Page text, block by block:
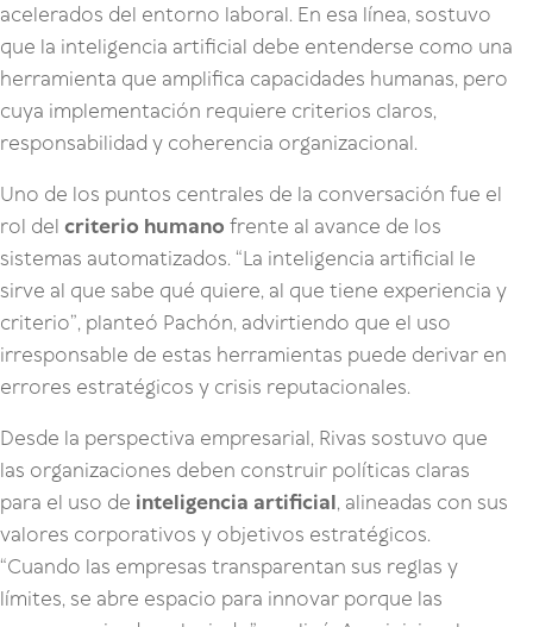
acelerados del entorno laboral. En esa línea, sostuvo
que la inteligencia artificial debe entenderse como una
herramienta que amplifica capacidades humanas, pero
cuya implementación requiere criterios claros,
responsabilidad y coherencia organizacional.
Uno de los puntos centrales de la conversación fue el
rol del criterio humano frente al avance de los
sistemas automatizados. “La inteligencia artificial le
sirve al que sabe qué quiere, al que tiene experiencia y
criterio”, planteó Pachón, advirtiendo que el uso
irresponsable de estas herramientas puede derivar en
errores estratégicos y crisis reputacionales.
Desde la perspectiva empresarial, Rivas sostuvo que
las organizaciones deben construir políticas claras
para el uso de inteligencia artificial, alineadas con sus
valores corporativos y objetivos estratégicos.
“Cuando las empresas transparentan sus reglas y
límites, se abre espacio para innovar porque las